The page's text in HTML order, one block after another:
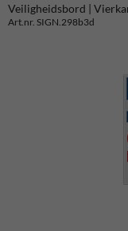
Veiligheidsbord |
Art.nr. SIGN.298b3d